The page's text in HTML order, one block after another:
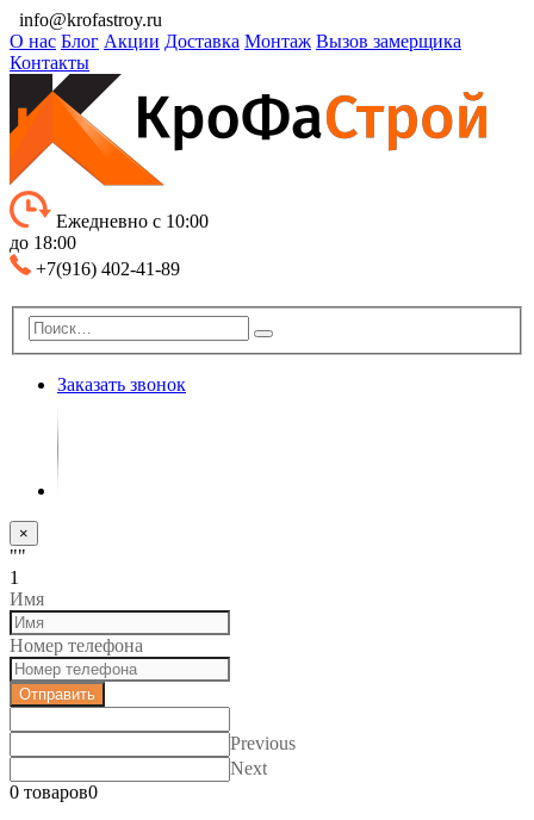
info@krofastroy.ru
О нас Блог Акции Доставка Монтаж Вызов замерщика
Контакты
Ежедневно с 10:00
до 18:00
+7(916) 402-41-89
Заказать звонок
×
""
1
Имя
Номер телефона
Отправить
Previous
Next
0 товаров0